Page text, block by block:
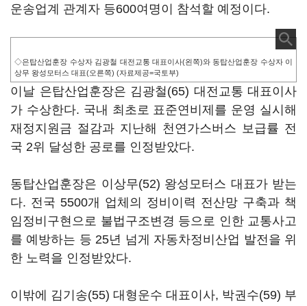
운송업계 관계자 등600여명이 참석할 예정이다.
◇은탑산업훈장 수상자 김광철 대전교통 대표이사(왼쪽)와 동탑산업훈장 수상자 이
상무 왕성모터스 대표(오른쪽) (자료제공=국토부)
이날 은탑산업훈장은 김광철(65) 대전교통 대표이사
가 수상한다. 국내 최초로 표준연비제를 운영 실시해
재정지원금 절감과 지난해 천연가스버스 보급률 전
국 2위 달성한 공로를 인정받았다.
동탑산업훈장은 이상무(52) 왕성모터스 대표가 받는
다. 전국 5500개 업체의 정비이력 전산망 구축과 책
임정비구현으로 불법구조변경 등으로 인한 교통사고
를 예방하는 등 25년 넘게 자동차정비산업 발전을 위
한 노력을 인정받았다.
이밖에 김기송(55) 대형운수 대표이사, 박권수(59) 부